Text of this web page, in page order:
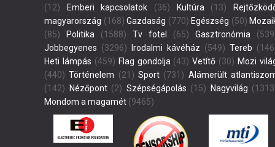
(12)
Emberi kapcsolatok (36) Kultúra (13)
magyarország (168) Gazdaság (770) Egészség (50)
(85)
Politika (1588) Tv fotel (65) Gasztronómia
Jobbegyenes (3296) Irodalmi kávéház (549) Tereb
Heti lámpás (459) Flag gondolja (43) Vetítő (30) Mozi
(440) Történelem (21) Sport (731) Alámerült
(142)
Nézőpont(2) Szépségápolás (15) Nagyvilág
Mondom a magamét (9465)